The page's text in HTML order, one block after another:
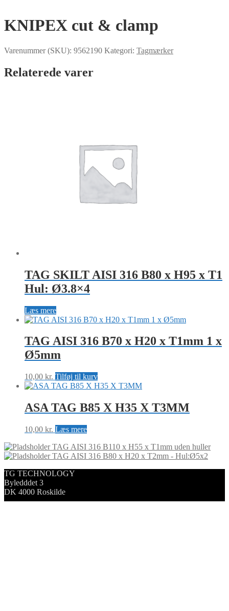
KNIPEX cut & clamp
Varenummer (SKU): 9562190 Kategori: Tagmærker
Relaterede varer
TAG SKILT AISI 316 B80 x H95 x T1
Hul: Ø3.8×4
Læs mere
TAG AISI 316 B70 x H20 x T1mm 1 x
Ø5mm
10,00 kr. Tilføj til kurv
ASA TAG B85 X H35 X T3MM
10,00 kr. Læs mere
TAG AISI 316 B110 x H55 x T1mm uden huller
TAG AISI 316 B80 x H20 x T2mm - Hul:Ø5x2
TG TECHNOLOGY
Byledddet 3
DK 4000 Roskilde